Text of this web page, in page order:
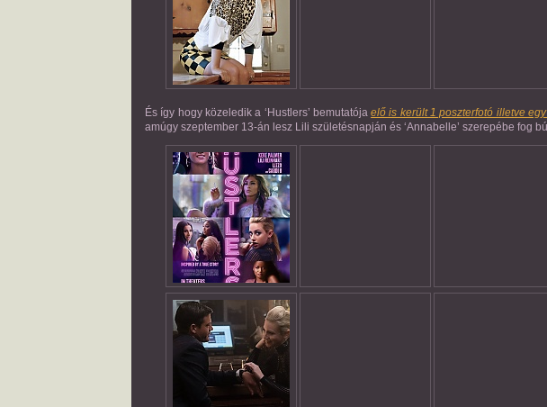
És így hogy közeledik a ‘Hustlers’ bemutatójaelő is került 1 poszterfotó illetve
amúgy szeptember 13-án lesz Lili születésnapján és ‘Annabelle’ szerepébe fog